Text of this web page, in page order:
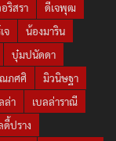
ริสรา
ดีเจพุฒ
จ
น้องมาริน
บุ๋มปนัดดา
ภศศิ
มิวนิษฐา
ล่า
เบลล่าราณี
ดี้ปราง